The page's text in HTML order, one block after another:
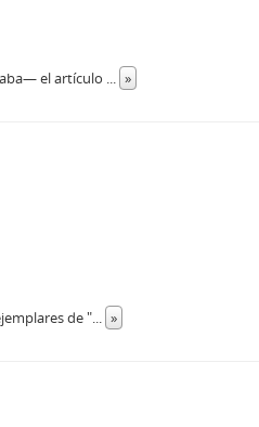
el artículo ... »
de "... »